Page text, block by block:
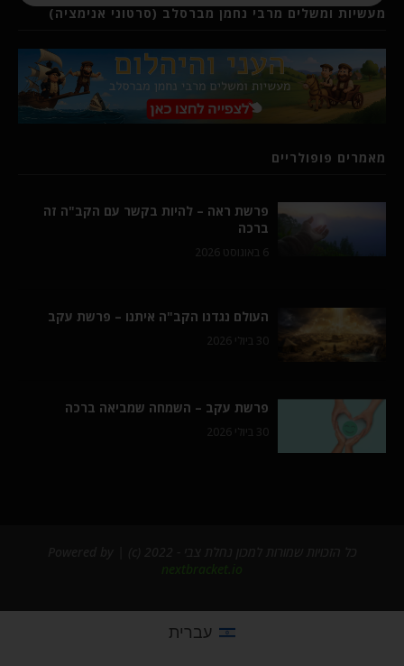
מעשיות ומשלים מרבי נחמן מברסלב (סרטוני אנימציה)
מאמרים פופולריים
פרשת ראה – להיות בקשר עם הקב"ה זה
ברכה
6 באוגוסט 2026
העולם נגדנו הקב"ה איתנו – פרשת עקב
30 ביולי 2026
פרשת עקב – השמחה שמביאה ברכה
30 ביולי 2026
nextbracket.io
עברית